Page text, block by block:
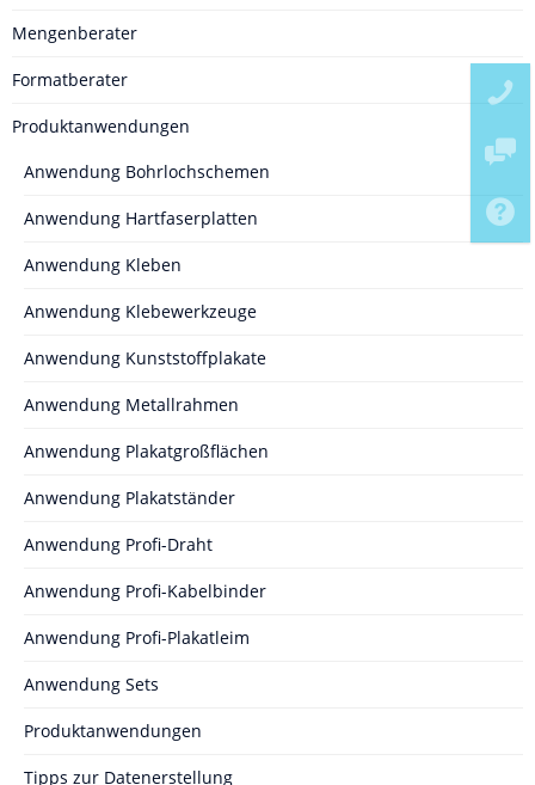
Mengenberater
Formatberater
Produktanwendungen
Anwendung Bohrlochschemen
Anwendung Hartfaserplatten
Anwendung Kleben
Anwendung Klebewerkzeuge
Anwendung Kunststoffplakate
Anwendung Metallrahmen
Anwendung Plakatgroßflächen
Anwendung Plakatständer
Anwendung Profi-Draht
Anwendung Profi-Kabelbinder
Anwendung Profi-Plakatleim
Anwendung Sets
Produktanwendungen
Tipps zur Datenerstellung